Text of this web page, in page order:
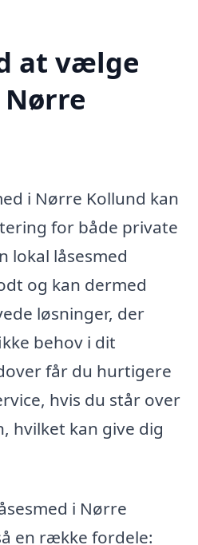
at vælge
i Nørre Kollund kan
for både private
lokal låsesmed
og kan dermed
løsninger, der
behov i dit
får du hurtigere
hvis du står over
hvilket kan give dig
i Nørre
en række fordele: